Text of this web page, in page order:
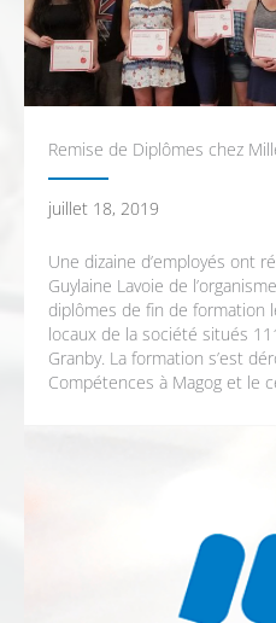
Remise de Diplômes chez
juillet 18, 2019
Une dizaine d’employés ont
Guylaine Lavoie de
diplômes de fin de formation
locaux de la société situés
Granby. La formation s’est
Compétences à Magog et le